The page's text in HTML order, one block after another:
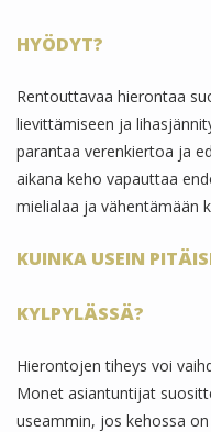
HYÖDYT?
Rentouttavaa hierontaa
lievittämiseen ja
parantaa verenkiertoa ja
aikana keho vapauttaa
mielialaa ja vähentämään
KUINKA USEIN
KYLPYLÄSSÄ?
Hierontojen tiheys voi
Monet asiantuntijat
useammin, jos kehossa